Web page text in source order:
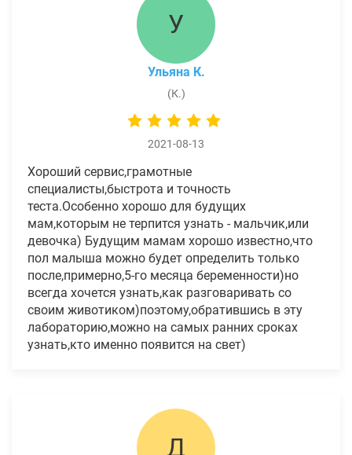
У
Ульяна К.
(К.)
2021-08-13
Хороший сервис,грамотные
специалисты,быстрота и точность
теста.Особенно хорошо для будущих
мам,которым не терпится узнать - мальчик,или
девочка) Будущим мамам хорошо известно,что
пол малыша можно будет определить только
после,примерно,5-го месяца беременности)но
всегда хочется узнать,как разговаривать со
своим животиком)поэтому,обратившись в эту
лабораторию,можно на самых ранних сроках
узнать,кто именно появится на свет)
Д